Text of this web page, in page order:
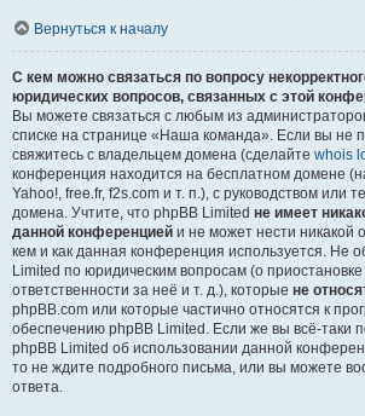
Вернуться к началу
С кем можно связаться по вопросу
юридических вопросов, связанных с этой
Вы можете связаться с любым из
списке на странице «Наша команда». Если вы не
свяжитесь с владельцем домена (сделайте whois
конференция находится на бесплатном домене
Yahoo!, free.fr, f2s.com и т. п.), с руководством или
домена. Учтите, что phpBB Limited не имеет
данной конференцией и не может нести никакой
кем и как данная конференция используется. Не
Limited по юридическим вопросам (о
ответственности за неё и т. д.), которые не
phpBB.com или которые частично относятся к
обеспечению phpBB Limited. Если же вы всё-таки
phpBB Limited об использовании данной
то не ждите подробного письма, или вы можете
ответа.